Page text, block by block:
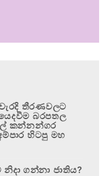
තීරණවලට
බරපතල
කන්නන්ගර
හිටපු මහ
ගන්නා ජාතිය?